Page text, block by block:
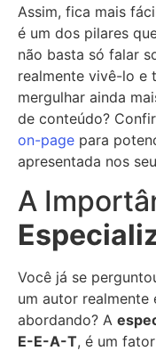
Assim, fica mais
é um dos pilares
não basta só falar
realmente vivê-lo e
mergulhar ainda
de conteúdo?
on-page para
apresentada nos
A
Você já se
um autor realmente
abordando? A
E-E-A-T, é um